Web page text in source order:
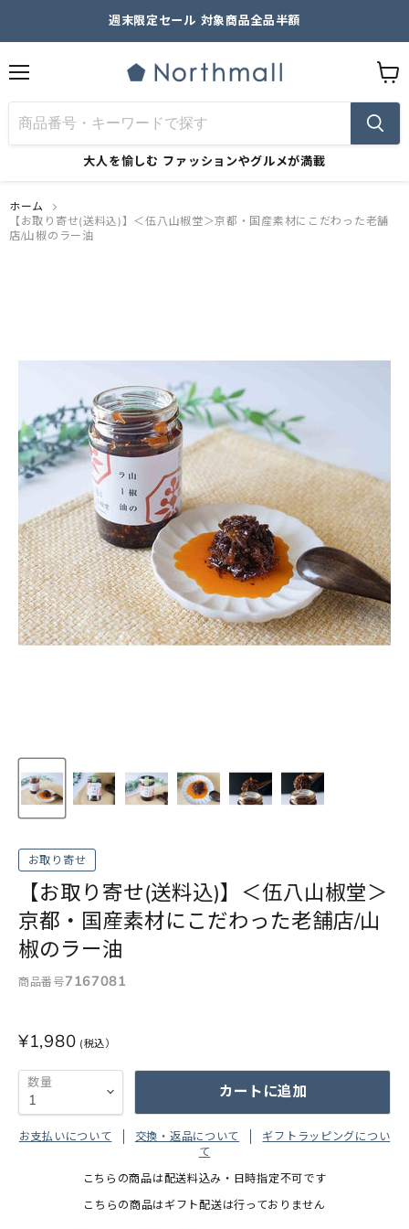
週末限定セール 対象商品全品半額
メ
ニ
ュ
ー
大人を愉しむ ファッションやグルメが満載
ー
ト
を
ホーム
【お取り寄せ(送料込)】＜伍八山椒堂＞京都・国産素材にこだわった老舗
店/山椒のラー油
お取り寄せ
【お取り寄せ(送料込)】＜伍八山椒堂＞
京都・国産素材にこだわった老舗店/山
椒のラー油
商品番号7167081
¥1,980
数量 カートに追加
お支払いについて 交換・返品について
ギフトラッピングについ
て
こちらの商品は配送料込み・日時指定不可です
こちらの商品はギフト配送は行っておりません